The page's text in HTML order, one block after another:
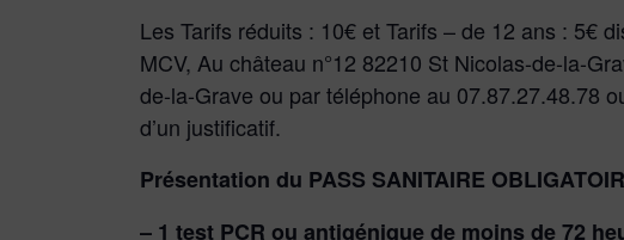
Les Tarifs réduits : 10€ et Tarifs – de 12 ans : 5€
MCV, Au château n°12 82210 St Nicolas-de-la-
de-la-Grave ou par téléphone au 07.87.27.48.78
d’un justificatif.
Présentation du PASS SANITAIRE
– 1 test PCR ou antigénique de moins de 72